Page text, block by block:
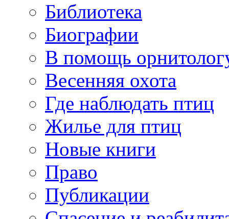
Библиотека
Биографии
В помощь
Весенняя охота
Где наблюдать птиц
Жилье для птиц
Новые книги
Право
Публикации